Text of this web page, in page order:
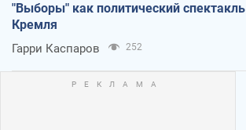
"Выборы" как политический спектакль
Кремля
Гарри Каспаров 252